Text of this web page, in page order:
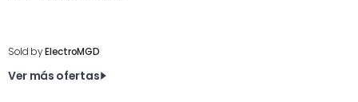
Sold byElectroMGD
Ver más ofertas